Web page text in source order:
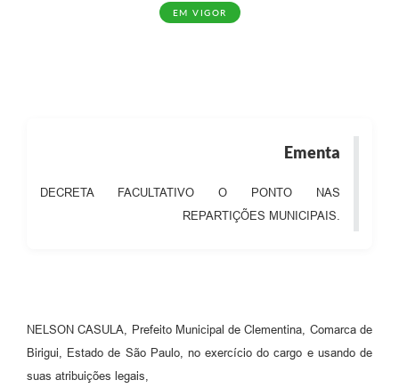
EM VIGOR
Ementa
DECRETA FACULTATIVO O PONTO NAS
REPARTIÇÕES MUNICIPAIS.
NELSON CASULA, Prefeito Municipal de Clementina, Comarca de
Birigui, Estado de São Paulo, no exercício do cargo e usando de
suas atribuições legais,